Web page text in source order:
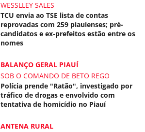
WESSLLEY SALES
TCU envia ao TSE lista de contas
reprovadas com 259 piauienses; pré-
candidatos e ex-prefeitos estão entre os
nomes
BALANÇO GERAL PIAUÍ
SOB O COMANDO DE BETO REGO
Polícia prende "Ratão", investigado por
tráfico de drogas e envolvido com
tentativa de homicídio no Piauí
ANTENA RURAL